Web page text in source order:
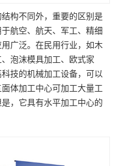
构不同外，重要的区别是
航空、航天、军工、精细
广泛。在民用行业，如木
泡沫模具加工、欧式家
技的机械加工设备，可以
体加工中心可加工大量工
，它具有水平加工中心的